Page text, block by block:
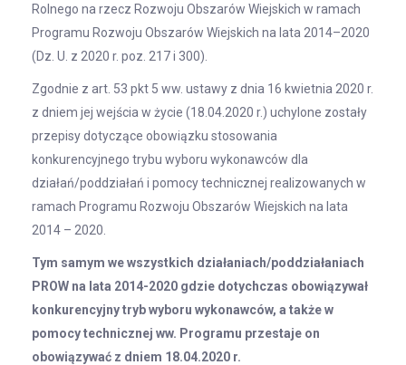
Rolnego na rzecz Rozwoju Obszarów Wiejskich w ramach
Programu Rozwoju Obszarów Wiejskich na lata 2014–2020
(Dz. U. z 2020 r. poz. 217 i 300).
Zgodnie z art. 53 pkt 5 ww. ustawy z dnia 16 kwietnia 2020 r.
z dniem jej wejścia w życie (18.04.2020 r.) uchylone zostały
przepisy dotyczące obowiązku stosowania
konkurencyjnego trybu wyboru wykonawców dla
działań/poddziałań i pomocy technicznej realizowanych w
ramach Programu Rozwoju Obszarów Wiejskich na lata
2014 – 2020.
Tym samym we wszystkich działaniach/poddziałaniach
PROW na lata 2014-2020 gdzie dotychczas obowiązywał
konkurencyjny tryb wyboru wykonawców, a także w
pomocy technicznej ww. Programu przestaje on
obowiązywać z dniem 18.04.2020 r.